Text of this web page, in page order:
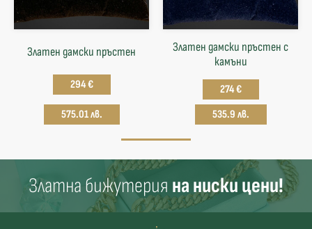
Златен дамски пръстен
294 €
575.01 лв.
Златен дамски пръстен с
камъни
274 €
535.9 лв.
Златна бижутерия на ниски цени!